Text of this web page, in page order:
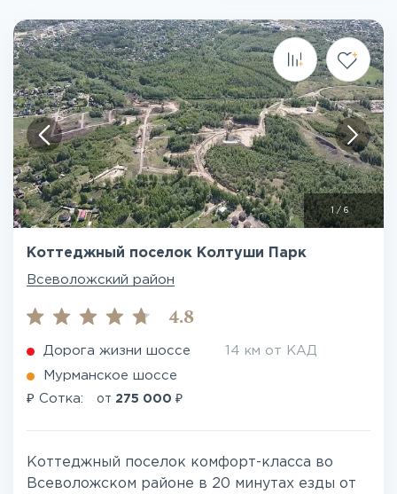
1/6
Коттеджный поселок Колтуши Парк
Всеволожский район
4.8
Дорога жизни шоссе 14 км от КАД
Мурманское шоссе
₽ Сотка: от 275 000 ₽
Коттеджный поселок комфорт-класса во
Всеволожском районе в 20 минутах езды от